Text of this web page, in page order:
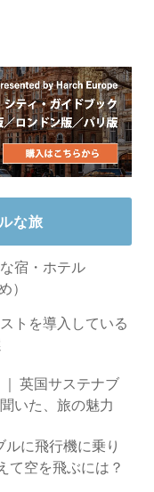
な旅
宿・ホテル
）
トを導入している
いた、旅の魅力
に飛行機に乗り
て空を飛ぶには？